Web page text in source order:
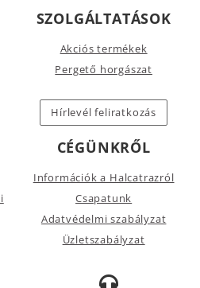
SZOLGÁLTATÁSOK
Akciós termékek
Pergető horgászat
Hírlevél feliratkozás
CÉGÜNKRŐL
Információk a Halcatrazról
Csapatunk
Adatvédelmi szabályzat
Üzletszabályzat